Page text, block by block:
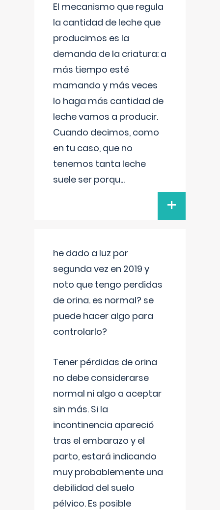
El mecanismo que regula
la cantidad de leche que
producimos es la
demanda de la criatura: a
más tiempo esté
mamando y más veces
lo haga más cantidad de
leche vamos a producir.
Cuando decimos, como
en tu caso, que no
tenemos tanta leche
suele ser porqu...
+
he dado a luz por
segunda vez en 2019 y
noto que tengo perdidas
de orina. es normal? se
puede hacer algo para
controlarlo?
Tener pérdidas de orina
no debe considerarse
normal ni algo a aceptar
sin más. Si la
incontinencia apareció
tras el embarazo y el
parto, estará indicando
muy probablemente una
debilidad del suelo
pélvico. Es posible